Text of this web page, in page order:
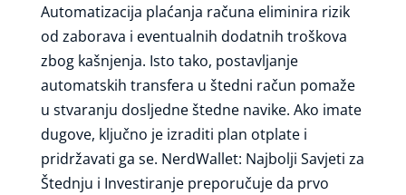
Automatizacija plaćanja računa eliminira rizik
od zaborava i eventualnih dodatnih troškova
zbog kašnjenja. Isto tako, postavljanje
automatskih transfera u štedni račun pomaže
u stvaranju dosljedne štedne navike. Ako imate
dugove, ključno je izraditi plan otplate i
pridržavati ga se. NerdWallet: Najbolji Savjeti za
Štednju i Investiranje preporučuje da prvo